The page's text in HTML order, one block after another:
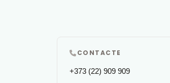
CONTACTE
+373 (22) 909 909